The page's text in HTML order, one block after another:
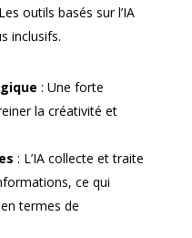
outils basés sur l’IA
inclusifs.
: Une forte
la créativité et
: L’IA collecte et traite
ce qui
termes de